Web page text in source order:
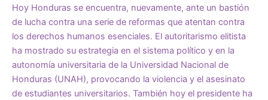
Hoy Honduras se encuentra, nuevamente, ante un bastión
de lucha contra una serie de reformas que atentan contra
los derechos humanos esenciales. El autoritarismo elitista
ha mostrado su estrategia en el sistema político y en la
autonomía universitaria de la Universidad Nacional de
Honduras (UNAH), provocando la violencia y el asesinato
de estudiantes universitarios. También hoy el presidente ha